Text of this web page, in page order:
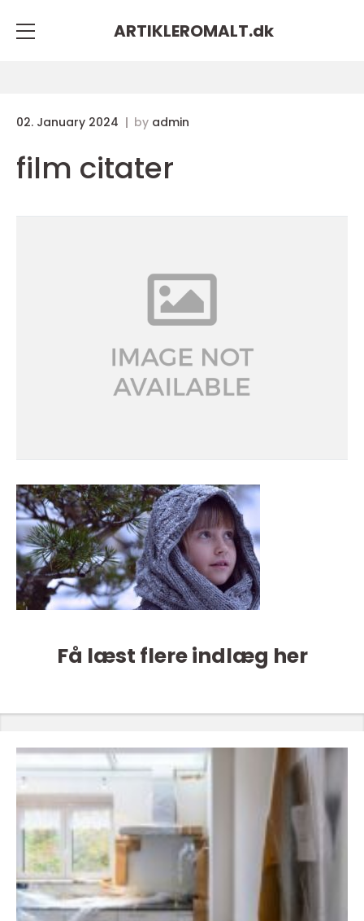
ARTIKLEROMALT.dk
02. January 2024 by admin
film citater
Få læst flere indlæg her